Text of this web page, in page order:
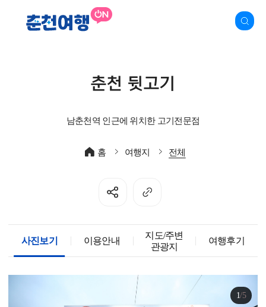
춘천 뒷고기
남춘천역 인근에 위치한 고기전문점
홈 여행지 전체
사진보기 이용안내
지도/주변
관광지
여행후기
1/5